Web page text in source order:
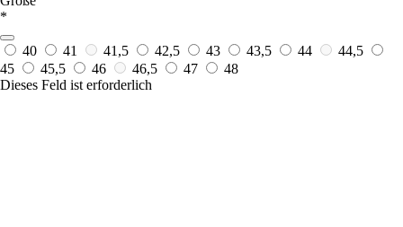
*
40 41 41,5 42,5 43 43,5 44
44,5
45
45,5 46 46,5 47
48
Dieses Feld ist erforderlich